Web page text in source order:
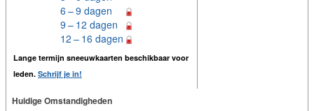
6 – 9 dagen
9 – 12 dagen
12 – 16 dagen
Lange termijn sneeuwkaarten beschikbaar voor
leden. Schrijf je in!
Huidige Omstandigheden